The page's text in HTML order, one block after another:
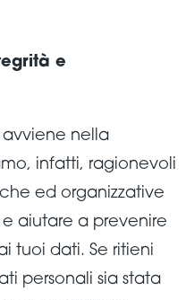
e
nella
infatti, ragionevoli
ed organizzative
aiutare a prevenire
tuoi dati. Se ritieni
personali sia stata